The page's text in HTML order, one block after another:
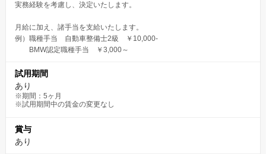
実務経験を考慮し、決定いたします。
月給に加え、諸手当を支給いたします。
例）職種手当 自動車整備士2級 ￥10,000-
BMW認定職種手当 ￥3,000～
試用期間
あり
※期間：5ヶ月
※試用期間中の賃金の変更なし
賞与
あり